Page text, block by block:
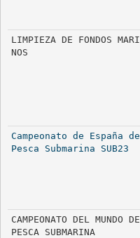
LIMPIEZA DE FONDOS MARI
NOS
Campeonato de España de
Pesca Submarina SUB23
CAMPEONATO DEL MUNDO DE
PESCA SUBMARINA